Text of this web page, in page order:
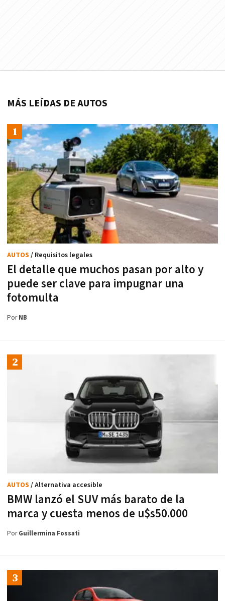
MÁS LEÍDAS DE AUTOS
El detalle que muchos pasan por alto y
puede ser clave para impugnar una
fotomulta
AUTOS / Requisitos legales
PorNB
BMW lanzó el SUV más barato de la
marca y cuesta menos de u$s50.000
AUTOS / Alternativa accesible
PorGuillermina Fossati